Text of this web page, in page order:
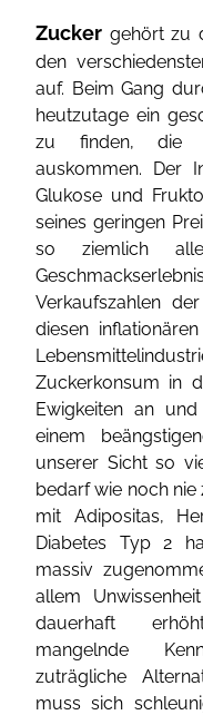
Zucker gehört zu
den
auf. Beim Gang
heutzutage ein
zu finden, die
auskommen. Der
Glukose und
seines geringen
so ziemlich
Verkaufszahlen
diesen
Zuckerkonsum in
Ewigkeiten an
einem
unserer Sicht so
bedarf wie noch nie
mit Adipositas,
Diabetes Typ 2
massiv
allem
dauerhaft
mangelnde
zuträgliche
muss sich